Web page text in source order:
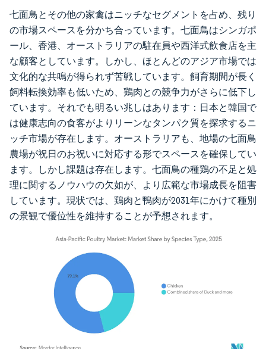
七面鳥とその他の家禽はニッチなセグメントを占め、残り
の市場スペースを分かち合っています。七面鳥はシンガポ
ール、香港、オーストラリアの駐在員や西洋式飲食店を主
な顧客としています。しかし、ほとんどのアジア市場では
文化的な共鳴が得られず苦戦しています。飼育期間が長く
飼料転換効率も低いため、鶏肉との競争力がさらに低下し
ています。それでも明るい兆しはあります：日本と韓国で
は健康志向の食客がよりリーンなタンパク質を探求するニ
ッチ市場が存在します。オーストラリアも、地場の七面鳥
農場が祝日のお祝いに対応する形でスペースを確保してい
ます。しかし課題は存在します。七面鳥の種鶏の不足と処
理に関するノウハウの欠如が、より広範な市場成長を阻害
しています。現状では、鶏肉と鴨肉が2031年にかけて種別
の景観で優位性を維持することが予想されます。